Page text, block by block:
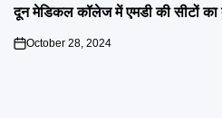
IN
दून मेडिकल कॉलेज में एमडी की सीटों का
on
October 28, 2024